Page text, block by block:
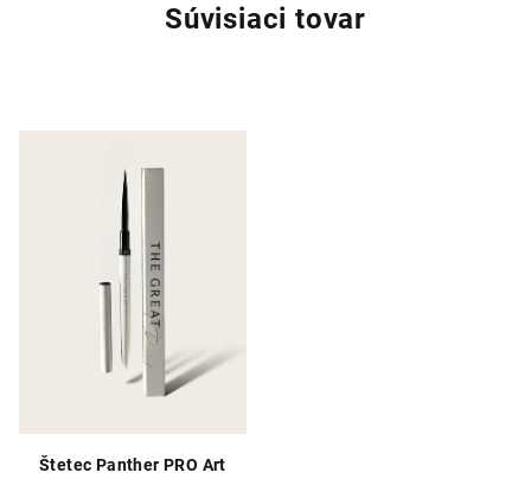
Súvisiaci tovar
Štetec Panther PRO Art